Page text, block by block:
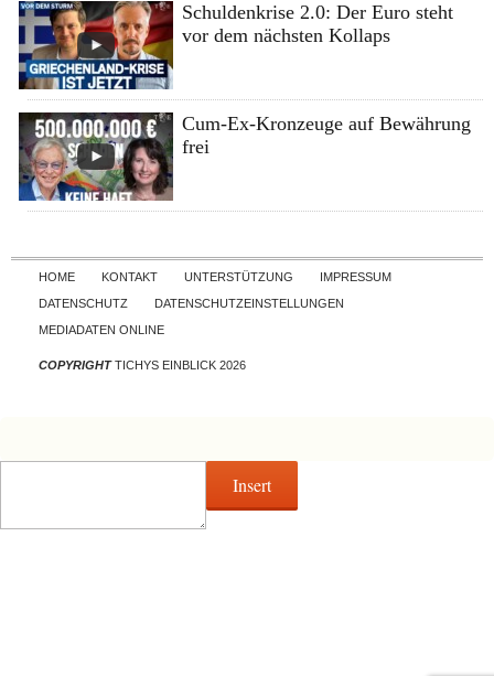
Schuldenkrise 2.0: Der Euro steht
vor dem nächsten Kollaps
Cum-Ex-Kronzeuge auf Bewährung
frei
Skip to content
HOME KONTAKT UNTERSTÜTZUNG
IMPRESSUM
DATENSCHUTZ
DATENSCHUTZEINSTELLUNGEN
MEDIADATEN ONLINE
COPYRIGHTTICHYS EINBLICK 2026
Insert